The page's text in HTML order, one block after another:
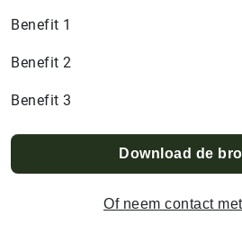
Benefit 1
Benefit 2
Benefit 3
Download de
Of neem contact